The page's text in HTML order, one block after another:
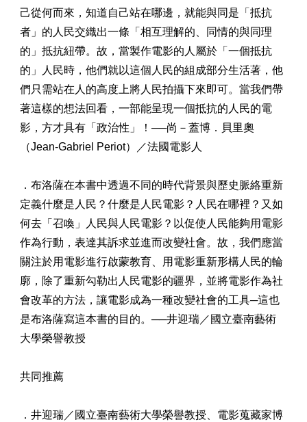
己從何而來，知道自己站在哪邊，就能與同是「抵抗
者」的人民交織出一條「相互理解的、同情的與同理
的」抵抗紐帶。故，當製作電影的人屬於「一個抵抗
的」人民時，他們就以這個人民的組成部分生活著，他
們只需站在人的高度上將人民拍攝下來即可。當我們帶
著這樣的想法回看，一部能呈現一個抵抗的人民的電
影，方才具有「政治性」！──尚－蓋博．貝里奧
（Jean-Gabriel Periot）／法國電影人
．布洛薩在本書中透過不同的時代背景與歷史脈絡重新
定義什麼是人民？什麼是人民電影？人民在哪裡？又如
何去「召喚」人民與人民電影？以促使人民能夠用電影
作為行動，表達其訴求並進而改變社會。故，我們應當
關注於用電影進行啟蒙教育、用電影重新形構人民的輪
廓，除了重新勾勒出人民電影的疆界，並將電影作為社
會改革的方法，讓電影成為一種改變社會的工具─這也
是布洛薩寫這本書的目的。──井迎瑞／國立臺南藝術
大學榮譽教授
共同推薦
．井迎瑞／國立臺南藝術大學榮譽教授、電影蒐藏家博